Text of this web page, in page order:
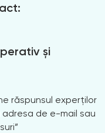
și
răspunsul experților
adresa de e-mail sau